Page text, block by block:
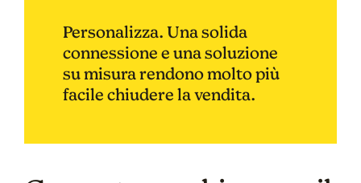
Personalizza. Una solida
connessione e una soluzione
su misura rendono molto più
facile chiudere la vendita.